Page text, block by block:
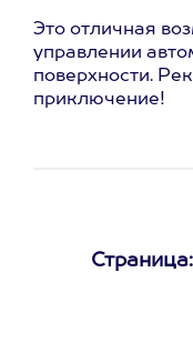
Это отличная
управлении
поверхности.
приключение!
Страница: